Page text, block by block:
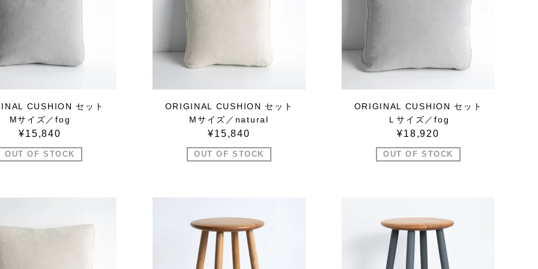
CUSHION セット
Mサイズ／fog
¥15,840
OUT OF STOCK
ORIGINAL CUSHION セット
Mサイズ／natural
¥15,840
OUT OF STOCK
ORIGINAL CUSHION セット
Ｌサイズ／fog
¥18,920
OUT OF STOCK